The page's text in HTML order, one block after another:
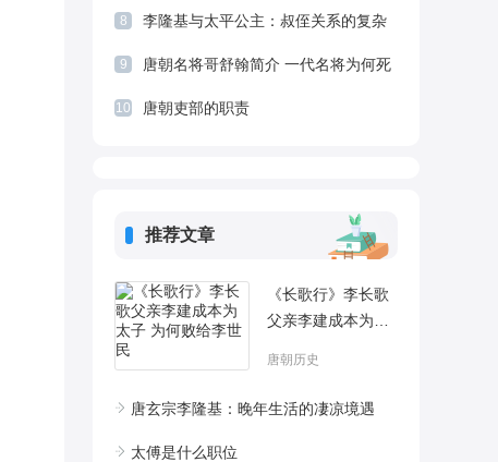
奇人生
8
李隆基与太平公主：叔侄关系的复杂
纠葛与最终决断
9
唐朝名将哥舒翰简介 一代名将为何死
得这么窝囊
10 唐朝吏部的职责
推荐文章
《长歌行》李长歌
父亲李建成本为太
唐朝历史
唐玄宗李隆基：晚年生活的凄凉境遇
太傅是什么职位